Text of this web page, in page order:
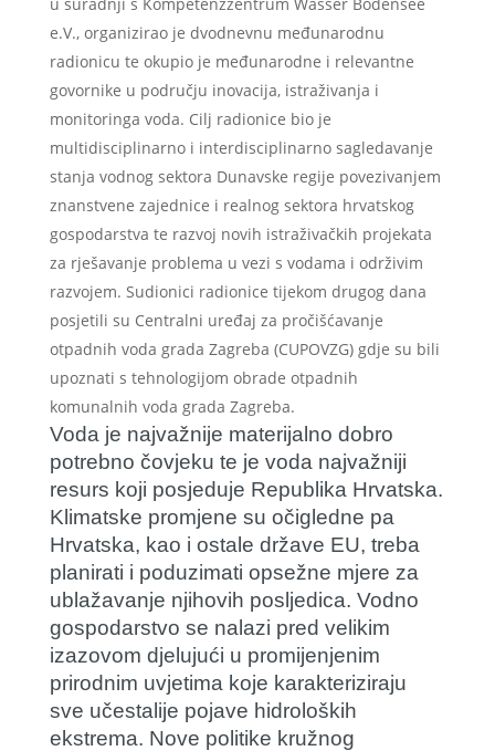
e.V., organizirao je dvodnevnu međunarodnu
radionicu te okupio je međunarodne i relevantne
govornike u području inovacija, istraživanja i
monitoringa voda. Cilj radionice bio je
multidisciplinarno i interdisciplinarno sagledavanje
stanja vodnog sektora Dunavske regije povezivanjem
znanstvene zajednice i realnog sektora hrvatskog
gospodarstva te razvoj novih istraživačkih projekata
za rješavanje problema u vezi s vodama i održivim
razvojem. Sudionici radionice tijekom drugog dana
posjetili su Centralni uređaj za pročišćavanje
otpadnih voda grada Zagreba (CUPOVZG) gdje su bili
upoznati s tehnologijom obrade otpadnih
komunalnih voda grada Zagreba.
Voda je najvažnije materijalno dobro
potrebno čovjeku te je voda najvažniji
resurs koji posjeduje Republika Hrvatska.
Klimatske promjene su očigledne pa
Hrvatska, kao i ostale države EU, treba
planirati i poduzimati opsežne mjere za
ublažavanje njihovih posljedica. Vodno
gospodarstvo se nalazi pred velikim
izazovom djelujući u promijenjenim
prirodnim uvjetima koje karakteriziraju
sve učestalije pojave hidroloških
ekstrema. Nove politike kružnog